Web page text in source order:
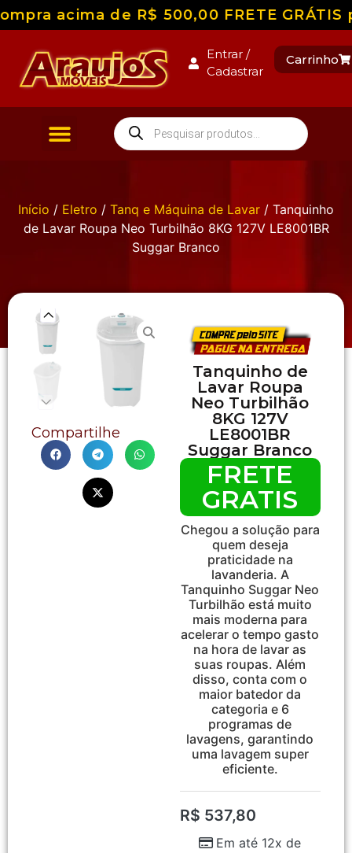
acima de R$ 500,00 FRETE
Entrar /
Cadastrar
Carrinho
Início / Eletro / Tanq e Máquina de Lavar / Tanquinho
de Lavar Roupa Neo Turbilhão 8KG 127V LE8001BR
Suggar Branco
Compartilhe
Tanquinho de
Lavar Roupa
Neo Turbilhão
8KG 127V
LE8001BR
Suggar Branco
FRETE
GRATIS
Chegou a solução para
quem deseja
praticidade na
lavanderia. A
Tanquinho Suggar Neo
Turbilhão está muito
mais moderna para
acelerar o tempo gasto
na hora de lavar as
suas roupas. Além
disso, conta com o
maior batedor da
categoria e 6
programas de
lavagens, garantindo
uma lavagem super
eficiente.
R$ 537,80
Em até 12x de